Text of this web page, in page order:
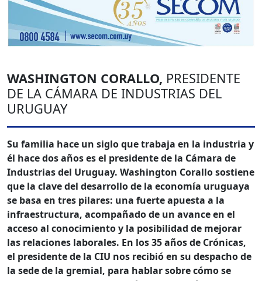
WASHINGTON CORALLO, PRESIDENTE
DE LA CÁMARA DE INDUSTRIAS DEL
URUGUAY
Su familia hace un siglo que trabaja en la industria y
él hace dos años es el presidente de la Cámara de
Industrias del Uruguay. Washington Corallo sostiene
que la clave del desarrollo de la economía uruguaya
se basa en tres pilares: una fuerte apuesta a la
infraestructura, acompañado de un avance en el
acceso al conocimiento y la posibilidad de mejorar
las relaciones laborales. En los 35 años de Crónicas,
el presidente de la CIU nos recibió en su despacho de
la sede de la gremial, para hablar sobre cómo se